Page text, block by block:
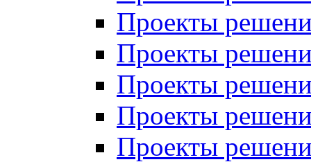
Проекты
Проекты
Проекты
Проекты
Проекты